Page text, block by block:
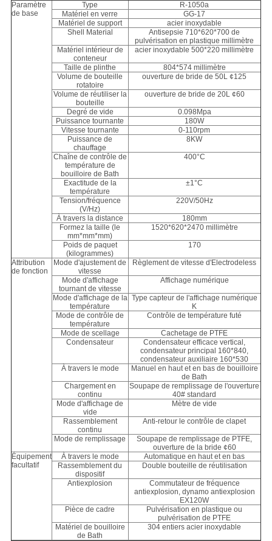
Paramètre
de base
Type
R-1050a
Matériel en verre
GG-17
Matériel de support
acier inoxydable
Shell Material
Antisepsie 710*620*700 de
pulvérisation en plastique millimètre
Matériel intérieur de
conteneur
acier inoxydable 500*220 millimètre
Taille de plinthe
804*574 millimètre
Volume de bouteille
rotatoire
ouverture de bride de 50L ¢125
Volume de réutiliser la
bouteille
ouverture de bride de 20L ¢60
Degré de vide
0.098Mpa
Puissance tournante
180W
Vitesse tournante
0-110rpm
Puissance de
chauffage
8KW
Chaîne de contrôle de
température de
bouilloire de Bath
400°C
Exactitude de la
température
±1°C
Tension/fréquence
(V/Hz)
220V/50Hz
À travers la distance
180mm
Formez la taille (le
mm*mm*mm)
1520*620*2470 millimètre
Poids de paquet
(kilogrammes)
170
Attribution
de fonction
Mode d'ajustement de
vitesse
Règlement de vitesse d'Electrodeless
Mode d'affichage
tournant de vitesse
Affichage numérique
Mode d'affichage de la
température
Type capteur de l'affichage numérique
K
Mode de contrôle de
température
Contrôle de température futé
Mode de scellage
Cachetage de PTFE
Condensateur
Condensateur efficace vertical,
condensateur principal 160*840,
condensateur auxiliaire 160*530
À travers le mode
Manuel en haut et en bas de bouilloire
de Bath
Chargement en
continu
Soupape de remplissage de l'ouverture
40# standard
Mode d'affichage de
vide
Mètre de vide
Rassemblement
continu
Anti-retour le contrôle de clapet
Mode de remplissage
Soupape de remplissage de PTFE,
ouverture de la bride ¢60
Équipement
facultatif
À travers le mode
Automatique en haut et en bas
Rassemblement du
dispositif
Double bouteille de réutilisation
Antiexplosion
Commutateur de fréquence
antiexplosion, dynamo antiexplosion
EX120W
Pièce de cadre
Pulvérisation en plastique ou
pulvérisation de PTFE
Matériel de bouilloire
de Bath
304 entiers acier inoxydable